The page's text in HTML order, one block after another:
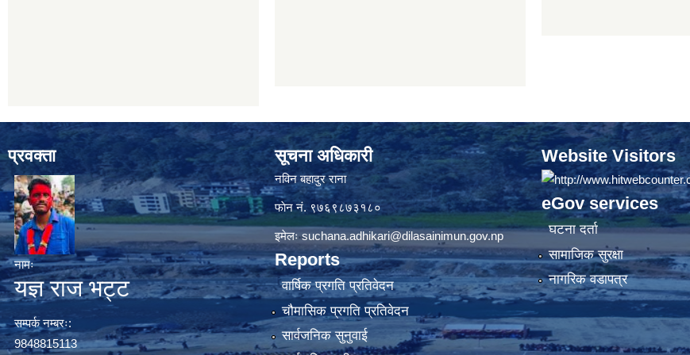
प्रवक्ता
नामः
यज्ञ राज भट्ट
सम्पर्क नम्बरः:
9848815113
सूचना अधिकारी
नविन बहादुर राना
फाेन नं. ९७६९८७३१८०
इमेलःsuchana.adhikari@dilasainimun.gov.np
Reports
वार्षिक प्रगति प्रतिवेदन
चौमासिक प्रगति प्रतिवेदन
सार्वजनिक सुनुवाई
Website Visitors
eGov services
घटना दर्ता
सामाजिक सुरक्षा
नागरिक वडापत्र